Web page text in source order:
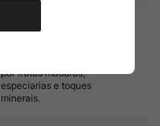
e boa acidez. Seu final de
por frutas maduras,
especiarias e toques
minerais.